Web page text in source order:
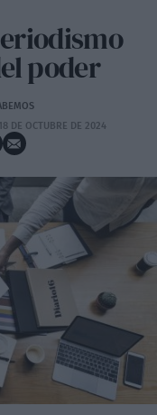
poder
DE OCTUBRE DE 2024